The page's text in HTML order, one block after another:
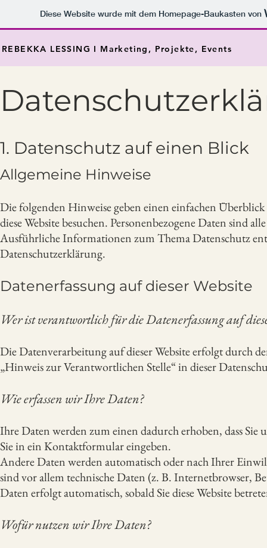
Diese Website wurde mit dem Homepage-Baukasten von
REBEKKA LESSING I Marketing, Projekte, Events
1. Datenschutz auf einen Blick
Allgemeine Hinweise
Die folgenden Hinweise geben einen einfachen
diese Website besuchen. Personenbezogene Daten sind
Ausführliche Informationen zum Thema Datenschutz
Datenschutzerklärung.
Datenerfassung auf dieser Website
Wer ist verantwortlich für die Datenerfassung auf
Die Datenverarbeitung auf dieser Website erfolgt durch
„Hinweis zur Verantwortlichen Stelle“ in dieser
Wie erfassen wir Ihre Daten?
Ihre Daten werden zum einen dadurch erhoben, dass
Sie in ein Kontaktformular eingeben.
Andere Daten werden automatisch oder nach Ihrer
sind vor allem technische Daten (z. B. Internetbrowser,
Daten erfolgt automatisch, sobald Sie diese Website
Wofür nutzen wir Ihre Daten?